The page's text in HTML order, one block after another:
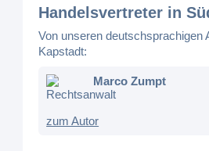
Handelsvertreter in
Von unseren deutschsprachigen
Kapstadt:
Marco Zumpt
Rechtsanwalt
zum Autor